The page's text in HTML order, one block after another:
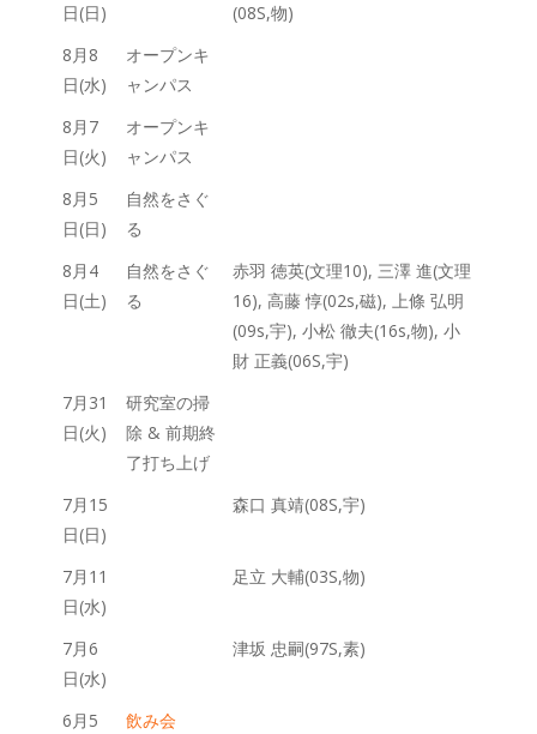
日(日)
(08S,物)
8月8
日(水)
オープンキ
ャンパス
8月7
日(火)
オープンキ
ャンパス
8月5
日(日)
自然をさぐ
る
8月4
日(土)
自然をさぐ
る
赤羽 徳英(文理10), 三澤 進(文理
16), 高藤 惇(02s,磁), 上條 弘明
(09s,宇), 小松 徹夫(16s,物), 小
財 正義(06S,宇)
7月31
日(火)
研究室の掃
除 & 前期終
了打ち上げ
7月15
日(日)
森口 真靖(08S,宇)
7月11
日(水)
足立 大輔(03S,物)
7月6
日(水)
津坂 忠嗣(97S,素)
6月5 飲み会